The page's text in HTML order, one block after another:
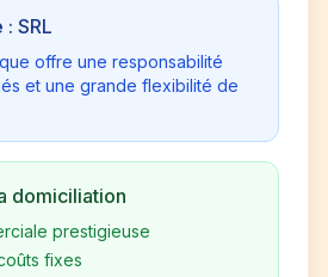
SRL
offre une responsabilité
et une grande flexibilité de
domiciliation
prestigieuse
fixes